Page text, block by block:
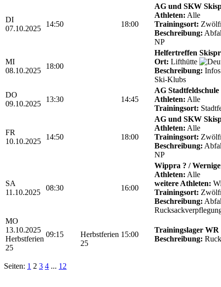
DI
07.10.2025
14:50 18:00
AG und SKW
Athleten: Alle
Trainingsort:
Beschreibung:
NP
MI
08.10.2025
18:00
Helfertreffen
Ort: Lifthütte
Beschreibung:
Ski-Klubs
DO
09.10.2025
13:30 14:45
AG Stadtfeldschule
Athleten: Alle
Trainingsort:
FR
10.10.2025
14:50 18:00
AG und SKW
Athleten: Alle
Trainingsort:
Beschreibung:
NP
SA
11.10.2025
08:30 16:00
Wippra ? /
Athleten: Alle
weitere Athleten:
Trainingsort:
Beschreibung:
MO
13.10.2025
Herbstferien
25
09:15
Herbstferien
25
15:00
Trainingslager WR
Beschreibung:
Seiten: 1 2 3 4 ... 12